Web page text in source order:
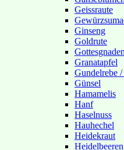
Geissraute
Ginseng
Goldrute
Granatapfel
Gundelrebe
Günsel
Hamamelis
Hanf
Haselnuss
Hauhechel
Heidekraut
Heidelbeeren